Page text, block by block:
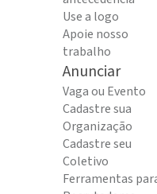
Use a logo
Apoie nosso
trabalho
Anunciar
Vaga ou Evento
Cadastre sua
Organização
Cadastre seu
Coletivo
Ferramentas